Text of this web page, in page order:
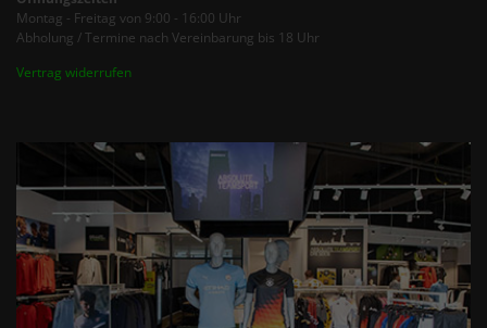
Montag - Freitag von 9:00 - 16:00 Uhr
Abholung / Termine nach Vereinbarung bis 18 Uhr
Vertrag widerrufen